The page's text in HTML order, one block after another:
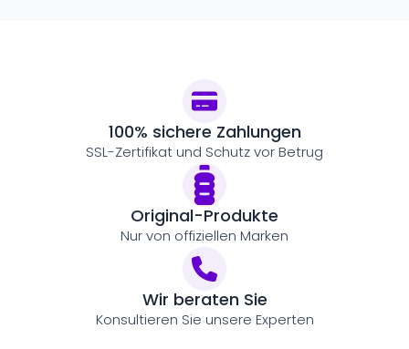
100% sichere Zahlungen
SSL-Zertifikat und Schutz vor Betrug
Original-Produkte
Nur von offiziellen Marken
Wir beraten Sie
Konsultieren Sie unsere Experten